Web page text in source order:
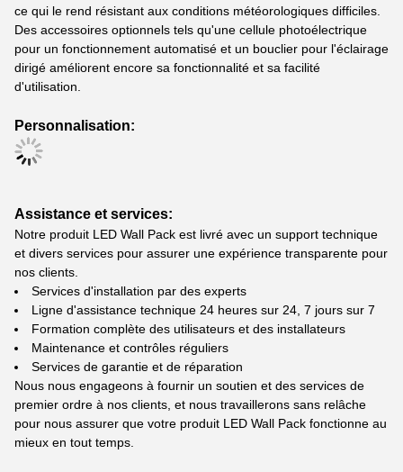
ce qui le rend résistant aux conditions météorologiques difficiles.
Des accessoires optionnels tels qu'une cellule photoélectrique
pour un fonctionnement automatisé et un bouclier pour l'éclairage
dirigé améliorent encore sa fonctionnalité et sa facilité
d'utilisation.
Personnalisation:
Assistance et services:
Notre produit LED Wall Pack est livré avec un support technique
et divers services pour assurer une expérience transparente pour
nos clients.
Services d'installation par des experts
Ligne d'assistance technique 24 heures sur 24, 7 jours sur 7
Formation complète des utilisateurs et des installateurs
Maintenance et contrôles réguliers
Services de garantie et de réparation
Nous nous engageons à fournir un soutien et des services de
premier ordre à nos clients, et nous travaillerons sans relâche
pour nous assurer que votre produit LED Wall Pack fonctionne au
mieux en tout temps.